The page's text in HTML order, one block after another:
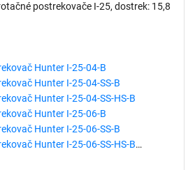
postrekovače I-25, dostrek: 15,8
Hunter I-25-04-B
Hunter I-25-04-SS-B
Hunter I-25-04-SS-HS-B
Hunter I-25-06-B
Hunter I-25-06-SS-B
Hunter I-25-06-SS-HS-B